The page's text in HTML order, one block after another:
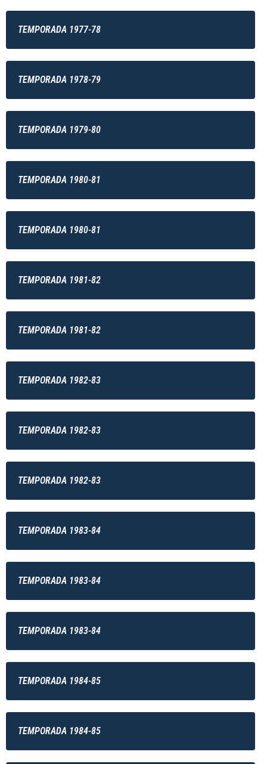
TEMPORADA 1977-78
TEMPORADA 1978-79
TEMPORADA 1979-80
TEMPORADA 1980-81
TEMPORADA 1980-81
TEMPORADA 1981-82
TEMPORADA 1981-82
TEMPORADA 1982-83
TEMPORADA 1982-83
TEMPORADA 1982-83
TEMPORADA 1983-84
TEMPORADA 1983-84
TEMPORADA 1983-84
TEMPORADA 1984-85
TEMPORADA 1984-85